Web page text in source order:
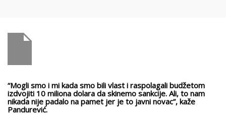
“Mogli smo i mi kada smo bili vlast i raspolagali budžetom
izdvojiti 10 miliona dolara da skinemo sankcije. Ali, to nam
nikada nije padalo na pamet jer je to javni novac”, kaže
Pandurević.